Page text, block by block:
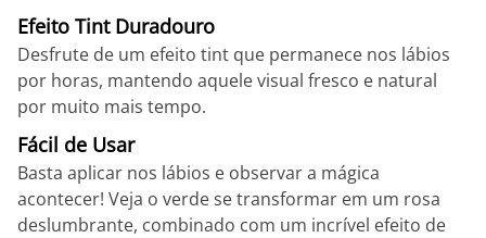
Efeito Tint Duradouro
Desfrute de um efeito tint que permanece nos lábios
por horas, mantendo aquele visual fresco e natural
por muito mais tempo.
Fácil de Usar
Basta aplicar nos lábios e observar a mágica
acontecer! Veja o verde se transformar em um rosa
deslumbrante, combinado com um incrível efeito de